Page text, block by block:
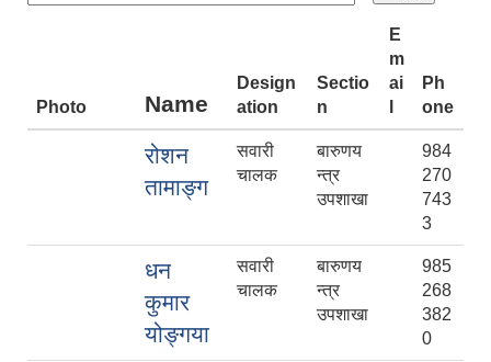
Photo Name
Design
ation
Sectio
n
E
m
ai
Ph
one
रोशन
तामाङ्ग
सवारी
चालक
बारुणय
न्त्र
उपशाखा
984
270
743
3
धन
कुमार
योङ्गया
सवारी
चालक
बारुणय
न्त्र
उपशाखा
985
268
382
0